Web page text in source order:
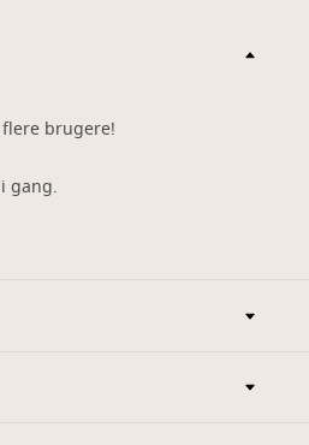
brugere!
gang.